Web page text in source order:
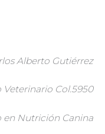
Alberto Gutiérrez
Veterinario Col.5950
en Nutrición Canina